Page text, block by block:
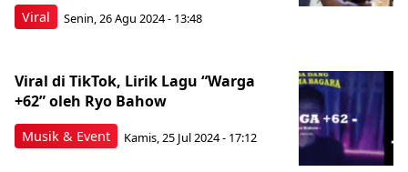
Viral Senin, 26 Agu 2024 - 13:48
Musik & Event
Viral di TikTok, Lirik Lagu “Warga
+62” oleh Ryo Bahow
Kamis, 25 Jul 2024 - 17:12